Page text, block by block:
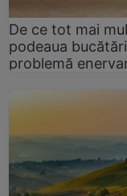
De ce tot mai
podeaua
problemă